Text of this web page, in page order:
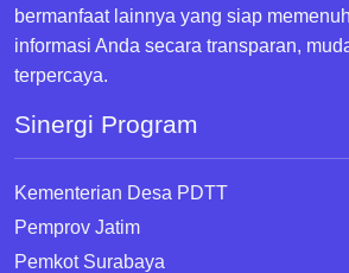
bermanfaat lainnya yang siap
informasi Anda secara transparan,
terpercaya.
Sinergi Program
Kementerian Desa PDTT
Pemprov Jatim
Pemkot Surabaya